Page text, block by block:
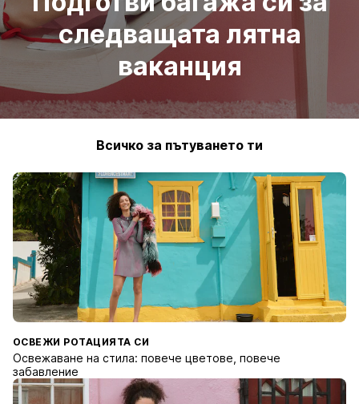
следващата лятна
ваканция
Всичко за пътуването ти
ОСВЕЖИ РОТАЦИЯТА СИ
Освежаване на стила: повече цветове, повече
забавление